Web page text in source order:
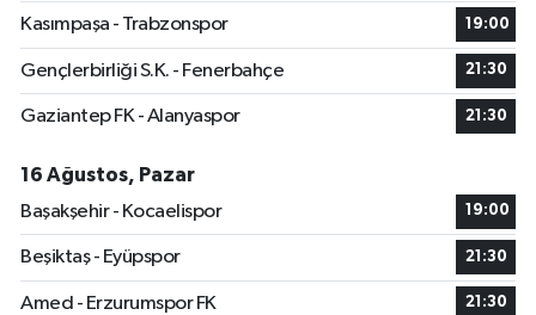
Kasımpaşa - Trabzonspor 19:00
Gençlerbirliği S.K. - Fenerbahçe 21:30
Gaziantep FK - Alanyaspor 21:30
16 Ağustos, Pazar
Başakşehir - Kocaelispor
19:00
Beşiktaş - Eyüpspor 21:30
Amed - Erzurumspor FK 21:30